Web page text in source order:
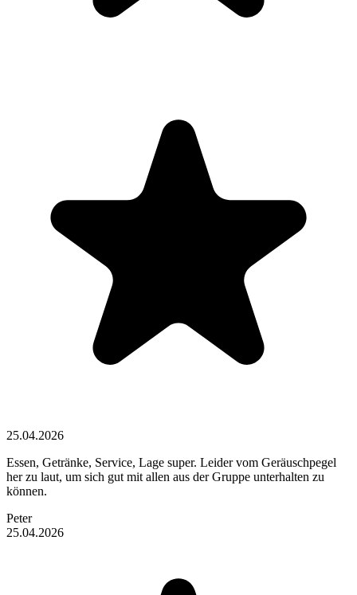
25.04.2026
Essen, Getränke, Service, Lage super. Leider vom Geräuschpegel
her zu laut, um sich gut mit allen aus der Gruppe unterhalten zu
können.
Peter
25.04.2026